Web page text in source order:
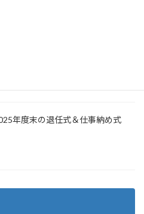
年度末の退任式＆仕事納め式